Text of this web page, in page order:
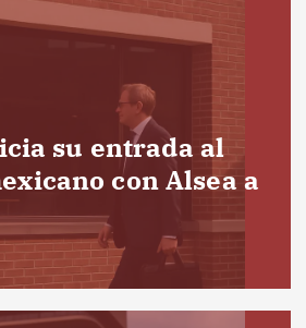
su entrada al
con Alsea a